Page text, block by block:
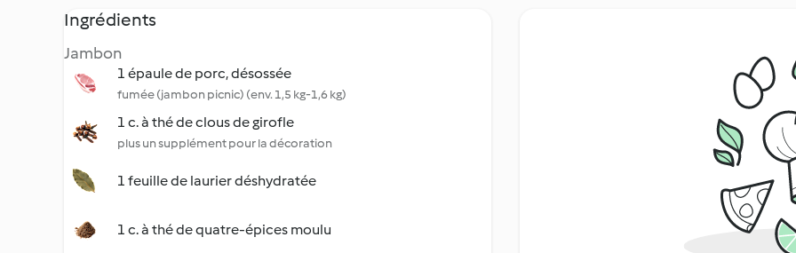
Ingrédients
Jambon
1 épaule de porc, désossée
fumée (jambon picnic) (env. 1,5 kg-1,6 kg)
1 c. à thé de clous de girofle
plus un supplément pour la décoration
1 feuille de laurier déshydratée
1 c. à thé de quatre-épices moulu